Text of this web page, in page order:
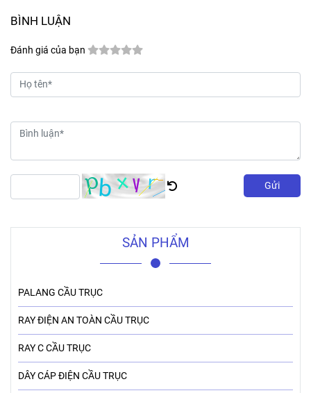
BÌNH LUẬN
Đánh giá của bạn
Gửi
SẢN PHẨM
PALANG CẦU TRỤC
RAY ĐIỆN AN TOÀN CẦU TRỤC
RAY C CẦU TRỤC
DÂY CÁP ĐIỆN CẦU TRỤC